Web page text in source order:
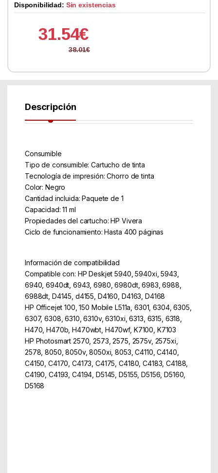
Disponibilidad: Sin existencias
31.54€
38.01€
Descripción
Consumible
Tipo de consumible: Cartucho de tinta
Tecnología de impresión: Chorro de tinta
Color: Negro
Cantidad incluida: Paquete de 1
Capacidad: 11 ml
Propiedades del cartucho: HP Vivera
Ciclo de funcionamiento: Hasta 400 páginas
Información de compatibilidad
Compatible con: HP Deskjet 5940, 5940xi, 5943,
6940, 6940dt, 6943, 6980, 6980dt, 6983, 6988,
6988dt, D4145, d4155, D4160, D4163, D4168
HP Officejet 100, 150 Mobile L511a, 6301, 6304, 6305,
6307, 6308, 6310, 6310v, 6310xi, 6313, 6315, 6318,
H470, H470b, H470wbt, H470wf, K7100, K7103
HP Photosmart 2570, 2573, 2575, 2575v, 2575xi,
2578, 8050, 8050v, 8050xi, 8053, C4110, C4140,
C4150, C4170, C4173, C4175, C4180, C4183, C4188,
C4190, C4193, C4194, D5145, D5155, D5156, D5160,
D5168